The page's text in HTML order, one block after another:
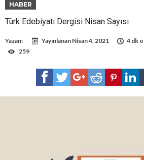
HABER
Türk Edebiyatı Dergisi Nisan Sayısı
Yazan: Yayınlanan Nisan 4, 2021 4 dk
259